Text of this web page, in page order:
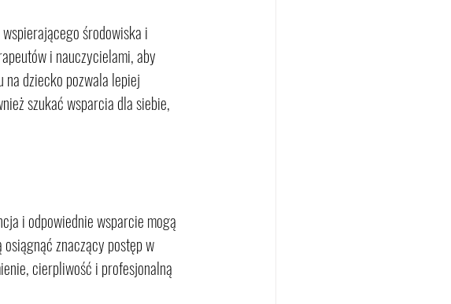
środowiska i
i nauczycielami, aby
na dziecko pozwala lepiej
szukać wsparcia dla siebie,
i odpowiednie wsparcie mogą
znaczący postęp w
cierpliwość i profesjonalną